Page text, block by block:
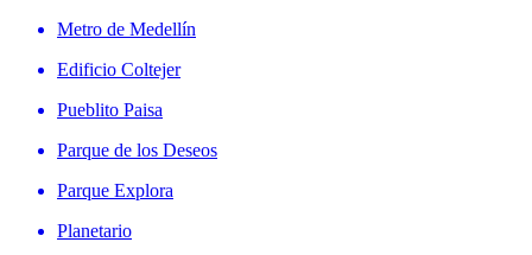
Metro de Medellín
Edificio Coltejer
Pueblito Paisa
Parque de los Deseos
Parque Explora
Planetario